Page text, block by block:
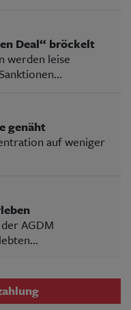
Deal“ bröckelt
werden leise
genäht
auf weniger
AGDM